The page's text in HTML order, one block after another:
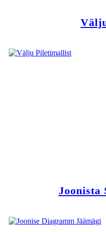
Joonista